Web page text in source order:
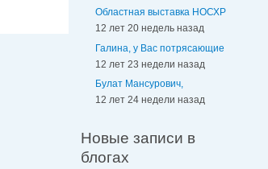
Областная выставка НОСХР
12 лет 20 недель назад
Галина, у Вас потрясающие
12 лет 23 недели назад
Булат Мансурович,
12 лет 24 недели назад
Новые записи в
блогах